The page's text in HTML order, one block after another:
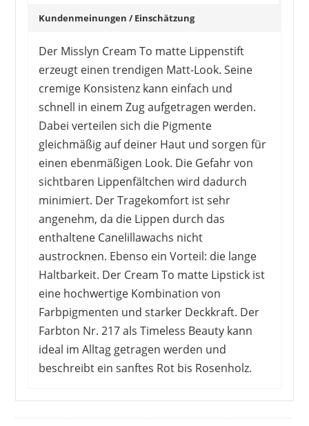
1
Kundenmeinungen / Einschätzung
Der Misslyn Cream To matte Lippenstift
erzeugt einen trendigen Matt-Look. Seine
cremige Konsistenz kann einfach und
schnell in einem Zug aufgetragen werden.
Dabei verteilen sich die Pigmente
gleichmäßig auf deiner Haut und sorgen für
einen ebenmäßigen Look. Die Gefahr von
sichtbaren Lippenfältchen wird dadurch
minimiert. Der Tragekomfort ist sehr
angenehm, da die Lippen durch das
enthaltene Canelillawachs nicht
austrocknen. Ebenso ein Vorteil: die lange
Haltbarkeit. Der Cream To matte Lipstick ist
eine hochwertige Kombination von
Farbpigmenten und starker Deckkraft. Der
Farbton Nr. 217 als Timeless Beauty kann
ideal im Alltag getragen werden und
beschreibt ein sanftes Rot bis Rosenholz.
Von den Kunden regnet es positive
Bewertungen. Der Lippenstift hat nicht nur